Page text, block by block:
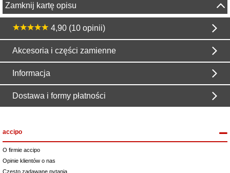
Zamknij kartę opisu
4,90 (10 opinii)
Akcesoria i części zamienne
Informacja
Dostawa i formy płatności
accipo
O firmie accipo
Opinie klientów o nas
Często zadawane pytania